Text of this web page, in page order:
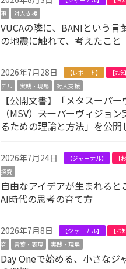
事
対人支援
VUCAの隣に、BANIという言
の地震に触れて、考えたこと
2026年7月28日 【レポート】 【お
デル
実践・現場 対人支援
【公開文書】「メタスーパ
（MSV）――スーパーヴィジョ
るための理論と方法」を公開
2026年7月24日 【ジャーナル】 【
探究
自由なアイデアが生まれるとこ
AI時代の思考の育て方
2026年7月8日 【ジャーナル】 【お
究
言葉・表現 実践・現場
Day Oneで始める、小さなジ